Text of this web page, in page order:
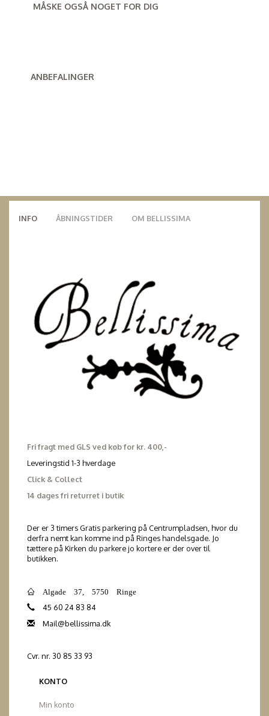
MÅSKE OGSÅ NOGET FOR DIG
ANBEFALINGER
INFO ÅBNINGSTIDER OM BELLISSIMA
Fri fragt med GLS ved køb for kr. 400,-
Leveringstid 1-3 hverdage
Click & Collect
14 dages fri returret i butik
Der er 3 timers Gratis parkering på Centrumpladsen, hvor du
derfra nemt kan komme ind på Ringes handelsgade. Jo
tættere på Kirken du parkere jo kortere er der over til
butikken.
Algade 37, 5750 Ringe
45 60 24 83 84
Mail@bellissima.dk
Cvr. nr. 30 85 33 93
KONTO
Min konto